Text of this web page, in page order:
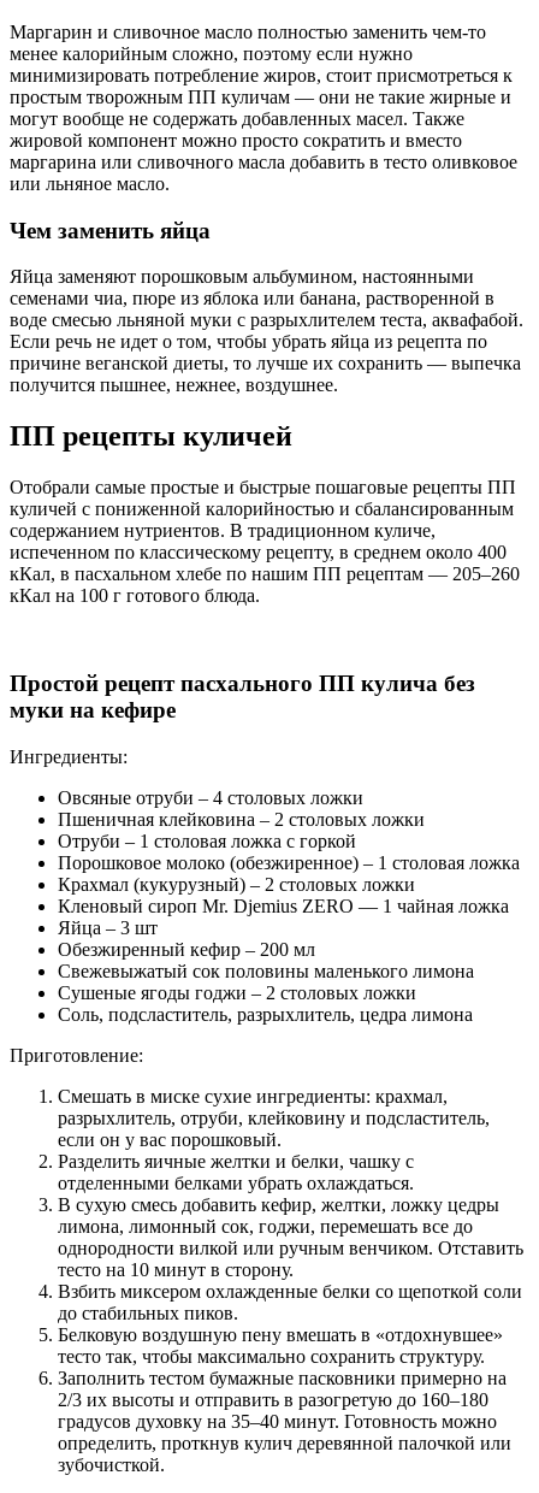
Маргарин и сливочное масло полностью заменить чем-то
менее калорийным сложно, поэтому если нужно
минимизировать потребление жиров, стоит присмотреться к
простым творожным ПП куличам — они не такие жирные и
могут вообще не содержать добавленных масел. Также
жировой компонент можно просто сократить и вместо
маргарина или сливочного масла добавить в тесто оливковое
или льняное масло.
Чем заменить яйца
Яйца заменяют порошковым альбумином, настоянными
семенами чиа, пюре из яблока или банана, растворенной в
воде смесью льняной муки с разрыхлителем теста, аквафабой.
Если речь не идет о том, чтобы убрать яйца из рецепта по
причине веганской диеты, то лучше их сохранить — выпечка
получится пышнее, нежнее, воздушнее.
ПП рецепты куличей
Отобрали самые простые и быстрые пошаговые рецепты ПП
куличей с пониженной калорийностью и сбалансированным
содержанием нутриентов. В традиционном куличе,
испеченном по классическому рецепту, в среднем около 400
кКал, в пасхальном хлебе по нашим ПП рецептам — 205–260
кКал на 100 г готового блюда.
Простой рецепт пасхального ПП кулича без
муки на кефире
Ингредиенты:
Овсяные отруби – 4 столовых ложки
Пшеничная клейковина – 2 столовых ложки
Отруби – 1 столовая ложка с горкой
Порошковое молоко (обезжиренное) – 1 столовая ложка
Крахмал (кукурузный) – 2 столовых ложки
Кленовый сироп Mr. Djemius ZERO — 1 чайная ложка
Яйца – 3 шт
Обезжиренный кефир – 200 мл
Свежевыжатый сок половины маленького лимона
Сушеные ягоды годжи – 2 столовых ложки
Соль, подсластитель, разрыхлитель, цедра лимона
Приготовление:
Смешать в миске сухие ингредиенты: крахмал,
разрыхлитель, отруби, клейковину и подсластитель,
если он у вас порошковый.
Разделить яичные желтки и белки, чашку с
отделенными белками убрать охлаждаться.
В сухую смесь добавить кефир, желтки, ложку цедры
лимона, лимонный сок, годжи, перемешать все до
однородности вилкой или ручным венчиком. Отставить
тесто на 10 минут в сторону.
Взбить миксером охлажденные белки со щепоткой соли
до стабильных пиков.
Белковую воздушную пену вмешать в «отдохнувшее»
тесто так, чтобы максимально сохранить структуру.
Заполнить тестом бумажные пасковники примерно на
2/3 их высоты и отправить в разогретую до 160–180
градусов духовку на 35–40 минут. Готовность можно
определить, проткнув кулич деревянной палочкой или
зубочисткой.